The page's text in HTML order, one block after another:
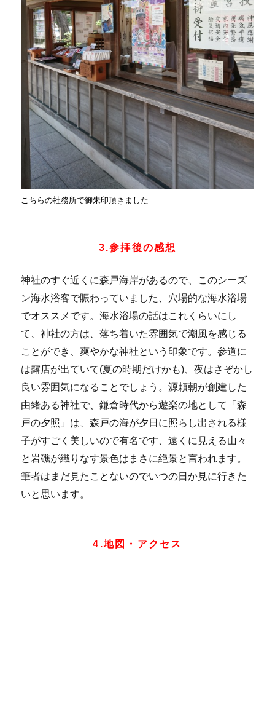
こちらの社務所で御朱印頂きました
3.参拝後の感想
神社のすぐ近くに森戸海岸があるので、このシーズ
ン海水浴客で賑わっていました、穴場的な海水浴場
でオススメです。海水浴場の話はこれくらいにし
て、神社の方は、落ち着いた雰囲気で潮風を感じる
ことができ、爽やかな神社という印象です。参道に
は露店が出ていて(夏の時期だけかも)、夜はさぞかし
良い雰囲気になることでしょう。源頼朝が創建した
由緒ある神社で、鎌倉時代から遊楽の地として「森
戸の夕照」は、森戸の海が夕日に照らし出される様
子がすごく美しいので有名です、遠くに見える山々
と岩礁が織りなす景色はまさに絶景と言われます。
筆者はまだ見たことないのでいつの日か見に行きた
いと思います。
4.地図・アクセス